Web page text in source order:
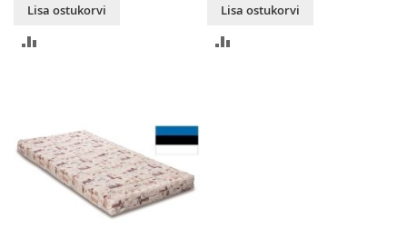
Lisa ostukorvi
Lisa ostukorvi